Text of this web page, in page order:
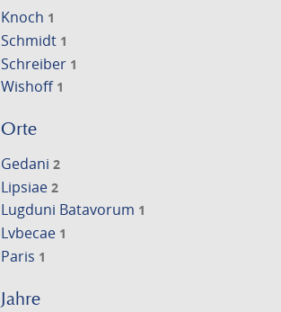
Knoch 1
Schmidt 1
Schreiber 1
Wishoff 1
Orte
Gedani 2
Lipsiae 2
Lugduni Batavorum 1
Lvbecae 1
Paris 1
Jahre